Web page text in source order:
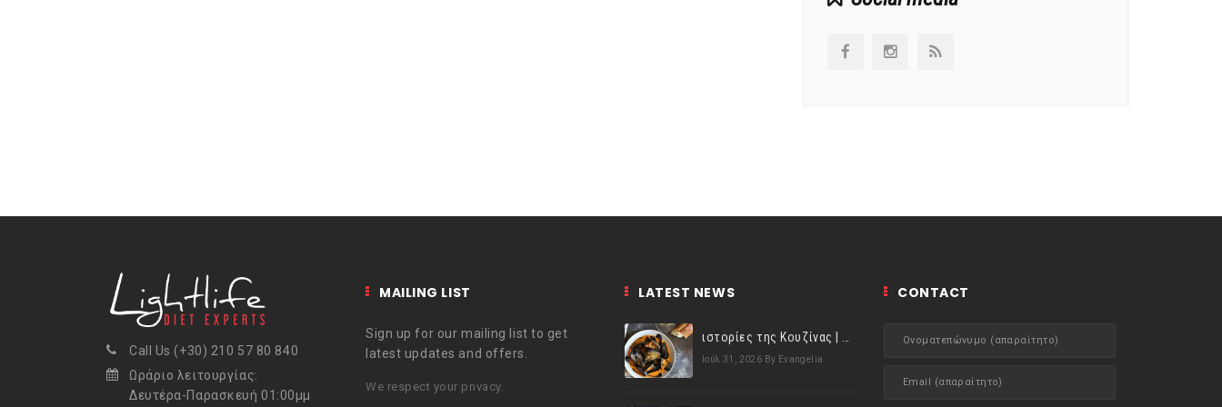
Call Us (+30) 210 57 80 840
Ωράριο λειτουργίας:
Δευτέρα-Παρασκευή 01:00μμ
MAILING LIST
Sign up for our mailing list to get
latest updates and offers.
We respect your privacy.
LATEST NEWS
Ιούλ 31, 2026 By Evangelia
CONTACT